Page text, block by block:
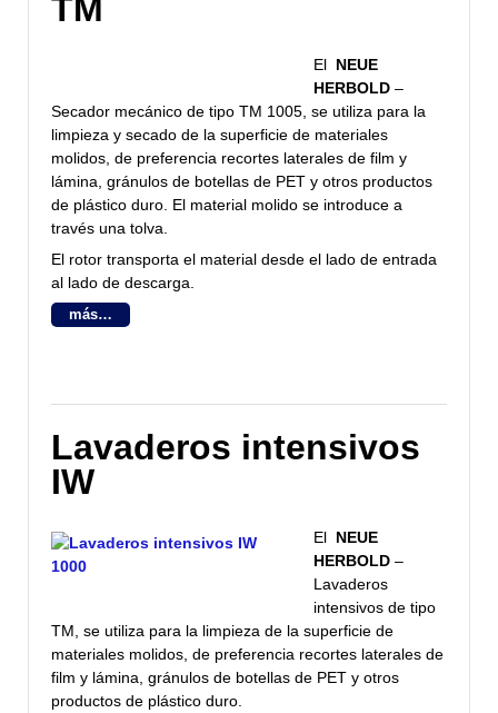
TM
El NEUE
HERBOLD –
Secador mecánico de tipo TM 1005, se utiliza para la
limpieza y secado de la superficie de materiales
molidos, de preferencia recortes laterales de film y
lámina, gránulos de botellas de PET y otros productos
de plástico duro. El material molido se introduce a
través una tolva.
El rotor transporta el material desde el lado de entrada
al lado de descarga.
más…
Lavaderos intensivos
IW
El NEUE
HERBOLD –
Lavaderos
intensivos de tipo
TM, se utiliza para la limpieza de la superficie de
materiales molidos, de preferencia recortes laterales de
film y lámina, gránulos de botellas de PET y otros
productos de plástico duro.